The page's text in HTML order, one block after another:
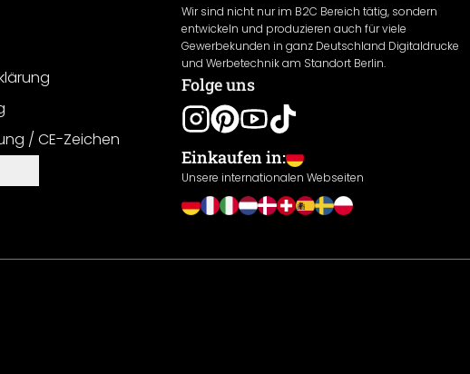
/ CE-Zeichen
Wir sind nicht nur im B2C Bereich tätig, sondern
entwickeln und produzieren auch für viele
Gewerbekunden in ganz Deutschland Digitaldrucke
und Werbetechnik am Standort Berlin.
Folge uns
Einkaufen in:
Unsere internationalen Webseiten